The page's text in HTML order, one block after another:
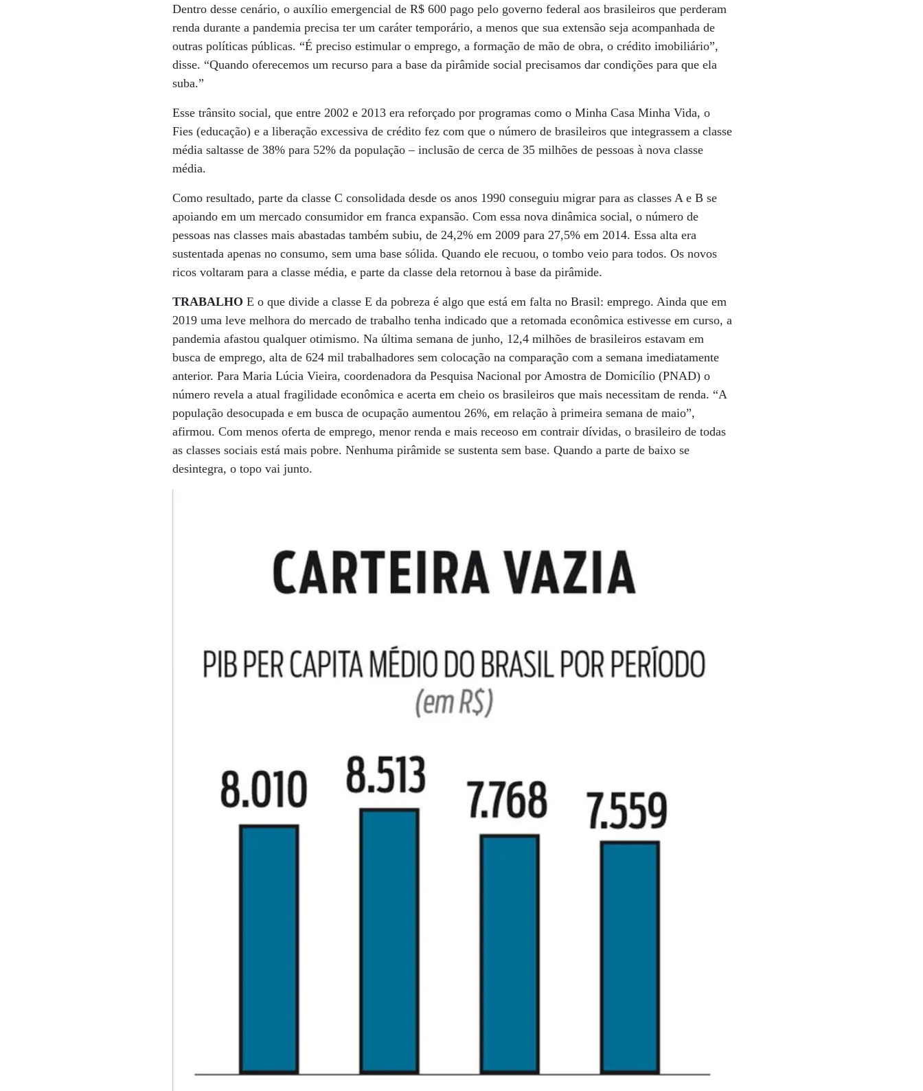
Dentro desse cenário, o auxílio emergencial de R$ 600 pago pelo governo federal aos brasileiros que perderam
renda durante a pandemia precisa ter um caráter temporário, a menos que sua extensão seja acompanhada de
outras políticas públicas. “É preciso estimular o emprego, a formação de mão de obra, o crédito imobiliário”,
disse. “Quando oferecemos um recurso para a base da pirâmide social precisamos dar condições para que ela
suba.”
Esse trânsito social, que entre 2002 e 2013 era reforçado por programas como o Minha Casa Minha Vida, o
Fies (educação) e a liberação excessiva de crédito fez com que o número de brasileiros que integrassem a classe
média saltasse de 38% para 52% da população – inclusão de cerca de 35 milhões de pessoas à nova classe
média.
Como resultado, parte da classe C consolidada desde os anos 1990 conseguiu migrar para as classes A e B se
apoiando em um mercado consumidor em franca expansão. Com essa nova dinâmica social, o número de
pessoas nas classes mais abastadas também subiu, de 24,2% em 2009 para 27,5% em 2014. Essa alta era
sustentada apenas no consumo, sem uma base sólida. Quando ele recuou, o tombo veio para todos. Os novos
ricos voltaram para a classe média, e parte da classe dela retornou à base da pirâmide.
TRABALHO E o que divide a classe E da pobreza é algo que está em falta no Brasil: emprego. Ainda que em
2019 uma leve melhora do mercado de trabalho tenha indicado que a retomada econômica estivesse em curso, a
pandemia afastou qualquer otimismo. Na última semana de junho, 12,4 milhões de brasileiros estavam em
busca de emprego, alta de 624 mil trabalhadores sem colocação na comparação com a semana imediatamente
anterior. Para Maria Lúcia Vieira, coordenadora da Pesquisa Nacional por Amostra de Domicílio (PNAD) o
número revela a atual fragilidade econômica e acerta em cheio os brasileiros que mais necessitam de renda. “A
população desocupada e em busca de ocupação aumentou 26%, em relação à primeira semana de maio”,
afirmou. Com menos oferta de emprego, menor renda e mais receoso em contrair dívidas, o brasileiro de todas
as classes sociais está mais pobre. Nenhuma pirâmide se sustenta sem base. Quando a parte de baixo se
desintegra, o topo vai junto.